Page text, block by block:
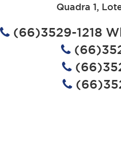
Quadra 1,
(66)3529-1218